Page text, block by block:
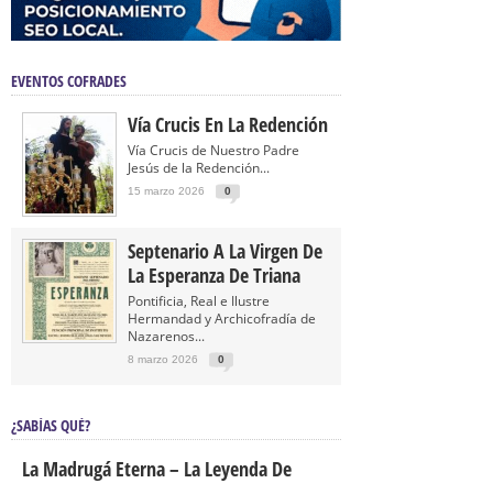
EVENTOS COFRADES
Vía Crucis En La Redención
Vía Crucis de Nuestro Padre
Jesús de la Redención...
15 marzo 2026 0
Septenario A La Virgen De
La Esperanza De Triana
Pontificia, Real e Ilustre
Hermandad y Archicofradía de
Nazarenos...
8 marzo 2026 0
¿SABÍAS QUÉ?
La Madrugá Eterna – La Leyenda De